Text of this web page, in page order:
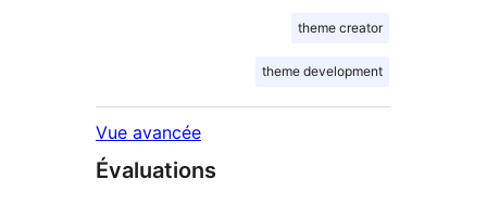
theme creator
theme development
Vue avancée
Évaluations